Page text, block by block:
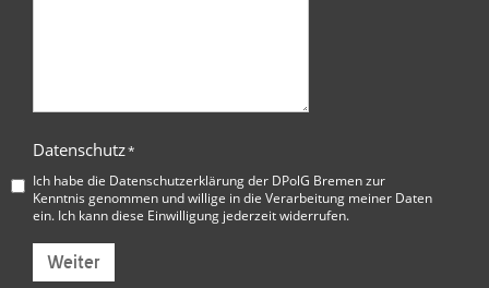
Datenschutz*
Ich habe die Datenschutzerklärung der DPolG Bremenzur
Kenntnis genommen und willige in die Verarbeitung meiner Daten
ein. Ich kann diese Einwilligung jederzeit widerrufen.
Weiter